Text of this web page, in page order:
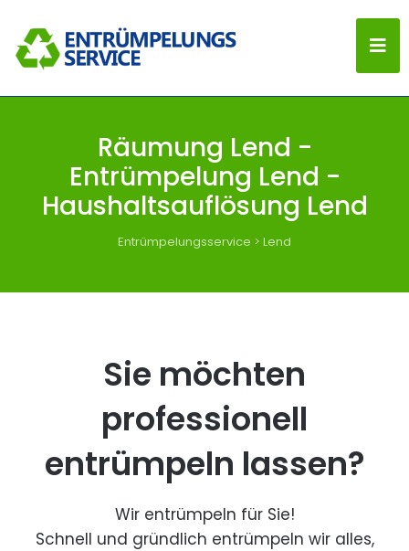
Räumung Lend -
Entrümpelung Lend -
Haushaltsauflösung Lend
Entrümpelungsservice > Lend
Sie möchten
professionell
entrümpeln lassen?
Wir entrümpeln für Sie!
Schnell und gründlich entrümpeln wir alles,